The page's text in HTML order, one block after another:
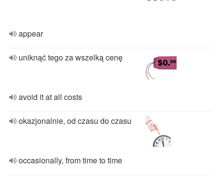
appear
uniknąć tego za wszelką cenę
avoid it at all costs
okazjonalnie, od czasu do czasu
occasionally, from time to time